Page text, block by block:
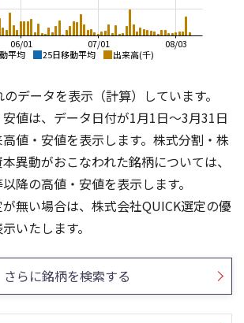
平均 25日移動平均 出来高(千)
08/03
07/01
06/01
平均 26週移動平均 出来高(千)
1,000
2,000
2,500
均 25ヶ月移動平均 出来高(百万)
0
4,000
6,000
8,000
データを表示（計算）しています。
値は、データ日付が1月1日～3月31日
値・安値を表示します。株式分割・株
異動がおこなわれた銘柄については、
降の高値・安値を表示します。
無い場合は、株式会社QUICK選定の優
いたします。
さらに銘柄を検索する